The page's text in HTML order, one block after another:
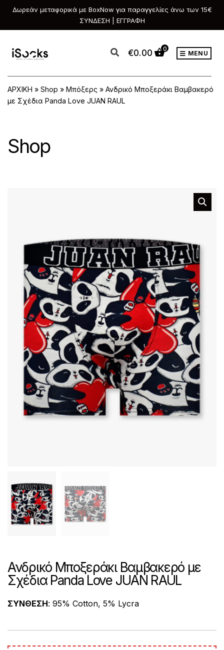
Δωρεάν μεταφορικά με BoxNow για παραγγελίες άνω των 15€
ΣΥΝΔΕΣΗ | ΕΓΓΡΑΦΗ
€0.00 0
MENU
ΑΡΧΙΚΗ » Shop » Μπόξερς » Ανδρικό Μποξεράκι Βαμβακερό
με Σχέδια Panda Love JUAN RAUL
Shop
Ανδρικό Μποξεράκι Βαμβακερό με
Σχέδια Panda Love JUAN RAUL
ΣΥΝΘΕΣΗ: 95% Cotton, 5% Lycra